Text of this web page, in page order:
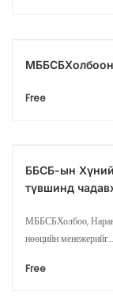
Free
ББСБ-ын
түвшинд
МББСБХолбоо,
нөөцийн менежерийг...
Free